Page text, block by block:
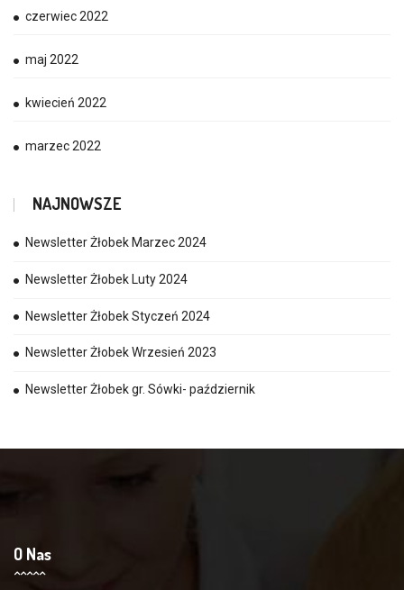
czerwiec 2022
maj 2022
kwiecień 2022
marzec 2022
NAJNOWSZE
Newsletter Żłobek Marzec 2024
Newsletter Żłobek Luty 2024
Newsletter Żłobek Styczeń 2024
Newsletter Żłobek Wrzesień 2023
Newsletter Żłobek gr. Sówki- październik
O Nas